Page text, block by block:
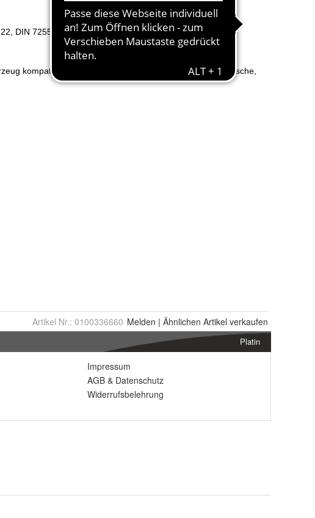
Artikel Nr.: 0100336660 Melden | Ähnlichen Artikel verkaufen
Platin
Impressum
AGB & Datenschutz
Widerrufsbelehrung